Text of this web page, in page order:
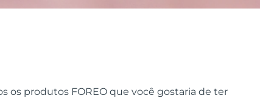
os produtos FOREO que você gostaria de ter